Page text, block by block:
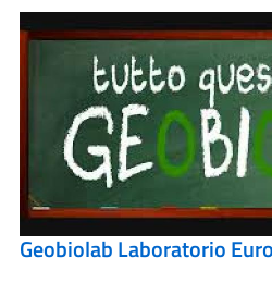
Geobiolab Laboratorio